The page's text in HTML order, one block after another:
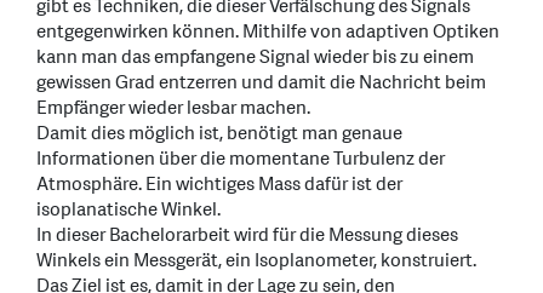
gibt es Techniken, die dieser Verfälschung des Signals
entgegenwirken können. Mithilfe von adaptiven Optiken
kann man das empfangene Signal wieder bis zu einem
gewissen Grad entzerren und damit die Nachricht beim
Empfänger wieder lesbar machen.
Damit dies möglich ist, benötigt man genaue
Informationen über die momentane Turbulenz der
Atmosphäre. Ein wichtiges Mass dafür ist der
isoplanatische Winkel.
In dieser Bachelorarbeit wird für die Messung dieses
Winkels ein Messgerät, ein Isoplanometer, konstruiert.
Das Ziel ist es, damit in der Lage zu sein, den